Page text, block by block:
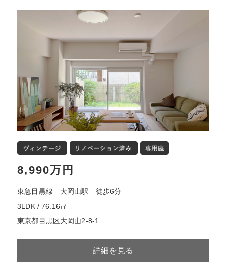
8,990万円
東急目黒線 大岡山駅 徒歩6分
3LDK / 76.16㎡
東京都目黒区大岡山2-8-1
詳細を見る